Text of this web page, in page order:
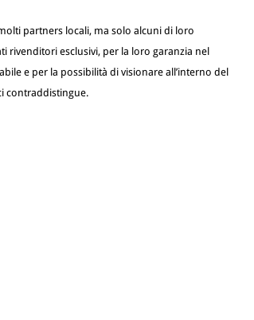
partners locali, ma solo alcuni di loro
rivenditori esclusivi, per la loro garanzia nel
e per la possibilità di visionare all’interno del
contraddistingue.